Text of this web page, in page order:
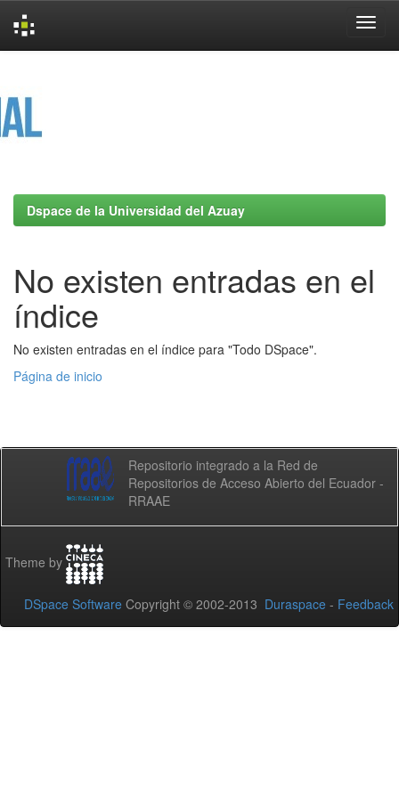
Dspace de la Universidad del Azuay
No existen entradas en el
índice
No existen entradas en el índice para "Todo DSpace".
Página de inicio
Repositorio integrado a la Red de
Repositorios de Acceso Abierto del Ecuador -
RRAAE
Theme by
DSpace Software Copyright © 2002-2013 Duraspace - Feedback